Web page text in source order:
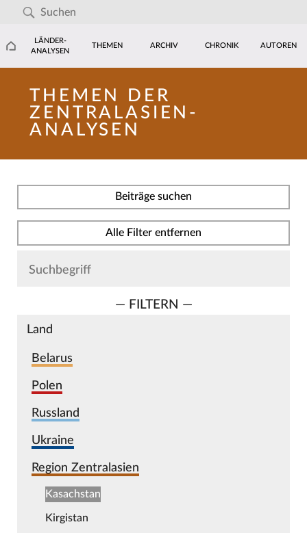
LÄNDER-
ANALYSEN
THEMEN ARCHIV CHRONIK AUTOREN
THEMEN DER
ZENTRALASIEN-
ANALYSEN
Beiträge suchen
Alle Filter entfernen
— FILTERN —
Land
Belarus
Polen
Russland
Ukraine
Region Zentralasien
Kasachstan
Kirgistan